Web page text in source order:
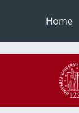
Home